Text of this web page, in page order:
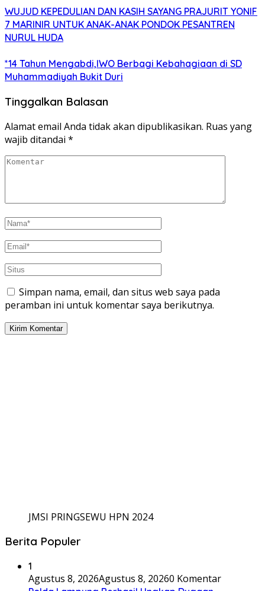
WUJUD KEPEDULIAN DAN KASIH SAYANG PRAJURIT YONIF
7 MARINIR UNTUK ANAK-ANAK PONDOK PESANTREN
NURUL HUDA
*14 Tahun Mengabdi,IWO Berbagi Kebahagiaan di SD
Muhammadiyah Bukit Duri
Tinggalkan Balasan
Alamat email Anda tidak akan dipublikasikan. Ruas yang
wajib ditandai *
Simpan nama, email, dan situs web saya pada
peramban ini untuk komentar saya berikutnya.
JMSI PRINGSEWU HPN 2024
Berita Populer
1
Agustus 8, 2026Agustus 8, 20260 Komentar